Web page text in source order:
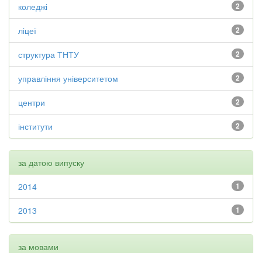
2
коледжі
2
ліцеї
2
структура ТНТУ
2
управління університетом
2
центри
2
інститути
за датою випуску
1
2014
1
2013
за мовами